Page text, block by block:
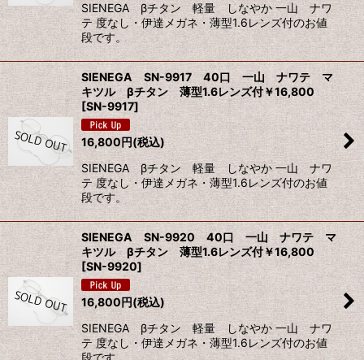
SIENEGA βチタン 軽量 しなやか 一山 ナワ
テ 度なし・伊達メガネ・薄型1.6レンズ付のお値
段です。
SIENEGA SN-9917 40口 一山 ナワテ マ
キツル βチタン 薄型1.6レンズ付￥16,800
[SN-9917]
16,800円(税込)
SIENEGA βチタン 軽量 しなやか 一山 ナワ
テ 度なし・伊達メガネ・薄型1.6レンズ付のお値
段です。
SIENEGA SN-9920 40口 一山 ナワテ マ
キツル βチタン 薄型1.6レンズ付￥16,800
[SN-9920]
16,800円(税込)
SIENEGA βチタン 軽量 しなやか 一山 ナワ
テ 度なし・伊達メガネ・薄型1.6レンズ付のお値
段です。